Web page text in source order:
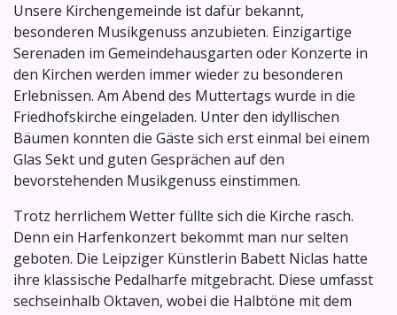
Unsere Kirchengemeinde ist dafür bekannt,
besonderen Musikgenuss anzubieten. Einzigartige
Serenaden im Gemeindehausgarten oder Konzerte in
den Kirchen werden immer wieder zu besonderen
Erlebnissen. Am Abend des Muttertags wurde in die
Friedhofskirche eingeladen. Unter den idyllischen
Bäumen konnten die Gäste sich erst einmal bei einem
Glas Sekt und guten Gesprächen auf den
bevorstehenden Musikgenuss einstimmen.
Trotz herrlichem Wetter füllte sich die Kirche rasch.
Denn ein Harfenkonzert bekommt man nur selten
geboten. Die Leipziger Künstlerin Babett Niclas hatte
ihre klassische Pedalharfe mitgebracht. Diese umfasst
sechseinhalb Oktaven, wobei die Halbtöne mit dem